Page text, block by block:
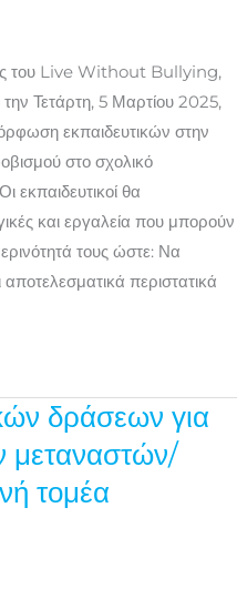
του Live Without Bullying,
την Τετάρτη, 5 Μαρτίου 2025,
εκπαιδευτικών στην
στο σχολικό
εκπαιδευτικοί θα
και εργαλεία που μπορούν
τους ώστε: Να
αποτελεσματικά περιστατικά
δράσεων για
μεταναστών/
τομέα